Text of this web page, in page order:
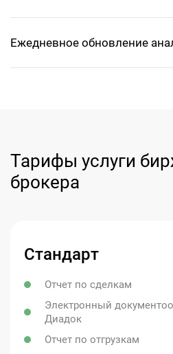
Ежедневное обновление
Тарифы услуги
брокера
Стандарт
Отчет по сделкам
Электронный
Диадок
Отчет по отгрузкам